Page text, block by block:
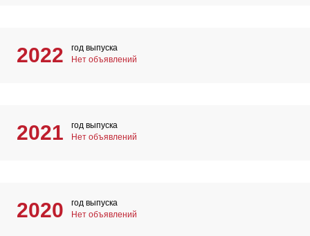
2022
год выпуска
Нет объявлений
2021
год выпуска
Нет объявлений
2020
год выпуска
Нет объявлений